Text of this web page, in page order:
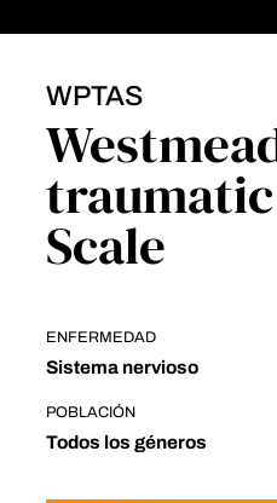
WPTAS
Scale
ENFERMEDAD
Sistema nervioso
POBLACIÓN
Todos los géneros